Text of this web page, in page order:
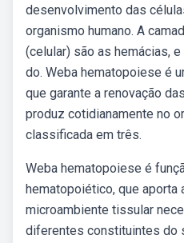
desenvolvimento das
organismo humano. A
(celular) são as hemácias,
do. Weba hematopoiese é
que garante a renovação
produz cotidianamente no
classificada em três.
Weba hematopoiese é
hematopoiético, que aporta
microambiente tissular
diferentes constituintes do